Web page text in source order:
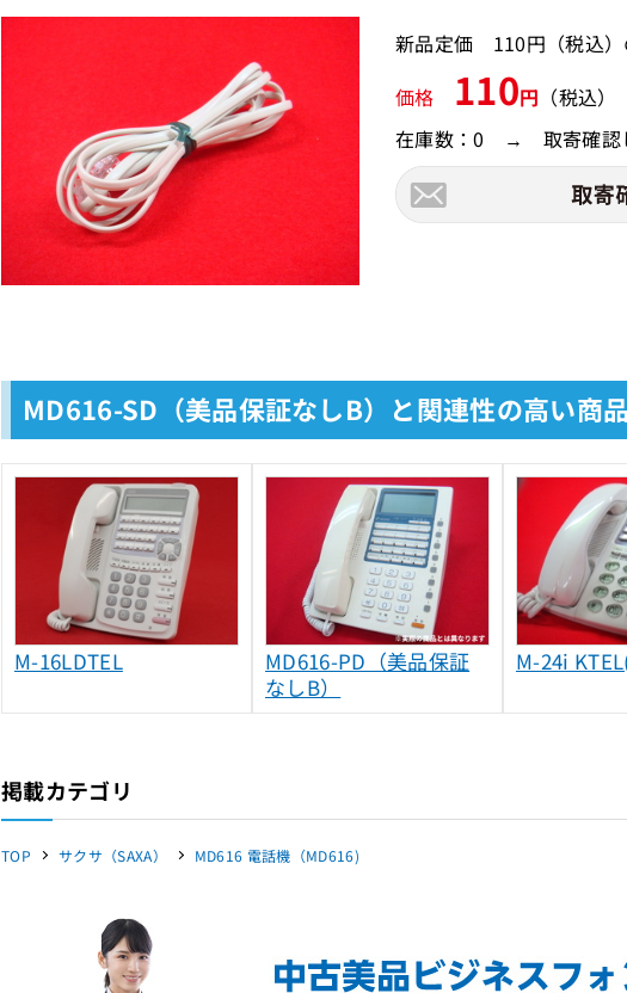
新品定価 110円（税込）
価格 110円 （税込）
在庫数：0 → 取寄確認
MD616-SD（美品保証なしB）と関連性の高い商
M-16LDTEL
MD616-PD（美品保証
なしB）
M-24i
掲載カテゴリ
TOP サクサ（SAXA） MD616 電話機（MD616)